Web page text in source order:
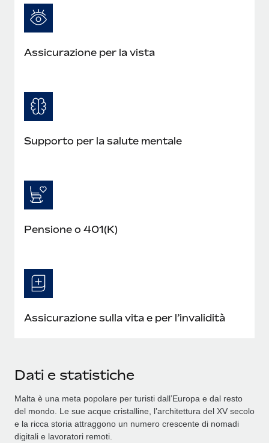
Assicurazione per la vista
Supporto per la salute mentale
Pensione o 401(K)
Assicurazione sulla vita e per l’invalidità
Dati e statistiche
Malta è una meta popolare per turisti dall’Europa e dal resto
del mondo. Le sue acque cristalline, l’architettura del XV secolo
e la ricca storia attraggono un numero crescente di nomadi
digitali e lavoratori remoti.